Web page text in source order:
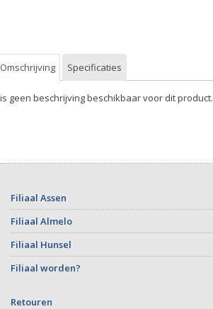
Omschrijving Specificaties
geen beschrijving beschikbaar voor dit product.
Filiaal Assen
Filiaal Almelo
Filiaal Hunsel
Filiaal worden?
Retouren